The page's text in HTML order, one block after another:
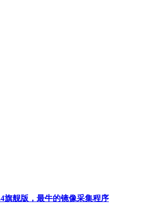
旗舰版，最牛的镜像采集程序